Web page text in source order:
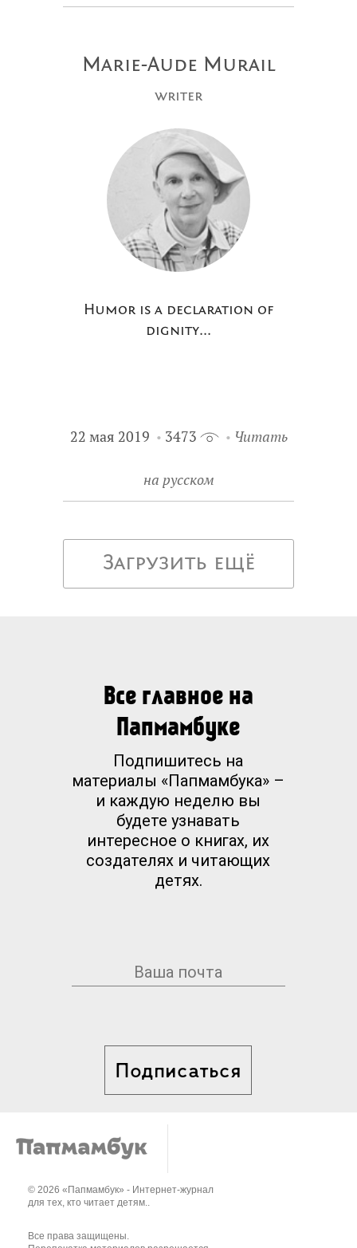
Marie-Aude Murail
writer
Humor is a declaration of
dignity...
22 мая 2019 3473 Читать
на русском
Загрузить ещё
Все главное на
Папмамбуке
Подпишитесь на
материалы «Папмамбука» –
и каждую неделю вы
будете узнавать
интересное о книгах, их
создателях и читающих
детях.
Подписаться
© 2026 «Папмамбук» - Интернет-журнал
для тех, кто читает детям..
Все права защищены.